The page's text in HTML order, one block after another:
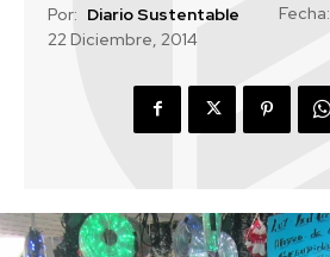
Por: Diario Sustentable
Fecha:
22 Diciembre, 2014